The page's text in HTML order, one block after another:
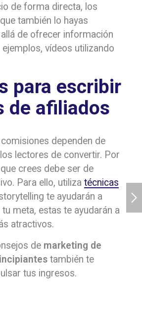
de forma directa, los
también lo hayas
de ofrecer información
vídeos utilizando
para escribir
de afiliados
dependen de
lectores de convertir. Por
crees debe ser de
Para ello, utiliza técnicas
te ayudarán a
meta, estas te ayudarán a
atractivos.
de marketing de
también te
tus ingresos.